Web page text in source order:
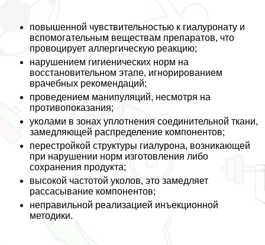
повышенной чувствительностью к гиалуронату и
вспомогательным веществам препаратов, что
провоцирует аллергическую реакцию;
нарушением гигиенических норм на
восстановительном этапе, игнорированием
врачебных рекомендаций;
проведением манипуляций, несмотря на
противопоказания;
уколами в зонах уплотнения соединительной ткани,
замедляющей распределение компонентов;
перестройкой структуры гиалурона, возникающей
при нарушении норм изготовления либо
сохранения продукта;
высокой частотой уколов, это замедляет
рассасывание компонентов;
неправильной реализацией инъекционной
методики.